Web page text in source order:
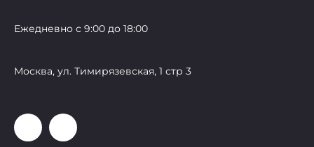
Ежедневно с 9:00 до 18:00
Москва, ул. Тимирязевская, 1 стр 3